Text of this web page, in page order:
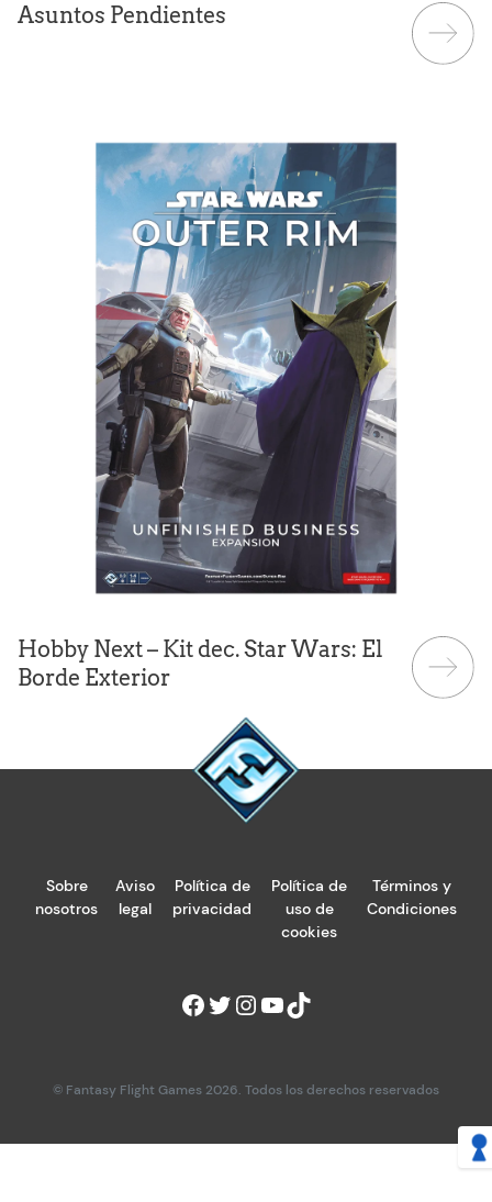
Asuntos Pendientes
Hobby Next – Kit dec. Star Wars: El
Borde Exterior
Sobre
nosotros
Aviso
legal
Política de
privacidad
Política de
uso de
cookies
Términos y
Condiciones
© Fantasy Flight Games 2026. Todos los derechos reservados